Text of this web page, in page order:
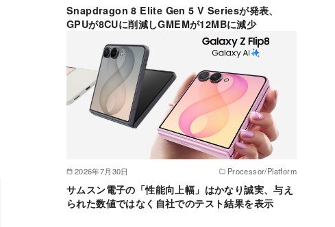
Snapdragon 8 Elite Gen 5 V Seriesが発表、
GPUが8CUに削減しGMEMが12MBに減少
2026年7月30日 Processor/Platform
サムスン電子の「性能向上幅」はかなり誠実、与え
られた数値ではなく自社でのテスト結果を表示